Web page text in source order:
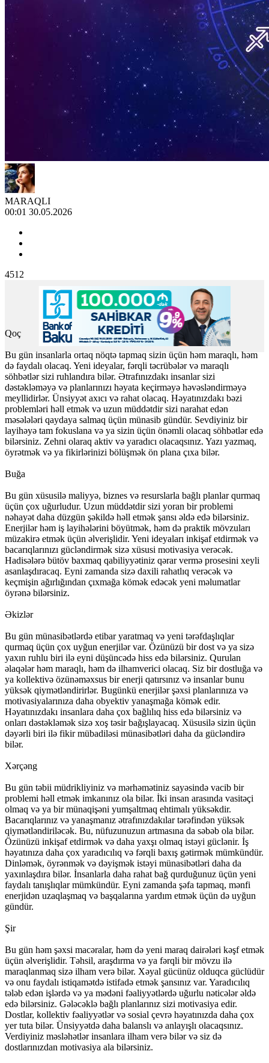
MARAQLI
00:01 30.05.2026
4512
Qoç
Bu gün insanlarla ortaq nöqtə tapmaq sizin üçün həm maraqlı, həm
də faydalı olacaq. Yeni ideyalar, fərqli təcrübələr və maraqlı
söhbətlər sizi ruhlandıra bilər. Ətrafınızdakı insanlar sizi
dəstəkləməyə və planlarınızı həyata keçirməyə həvəsləndirməyə
meyllidirlər. Ünsiyyət axıcı və rahat olacaq. Həyatınızdakı bəzi
problemləri həll etmək və uzun müddətdir sizi narahat edən
məsələləri qaydaya salmaq üçün münasib gündür. Sevdiyiniz bir
layihəyə tam fokuslana və ya sizin üçün önəmli olacaq söhbətlər edə
bilərsiniz. Zehni olaraq aktiv və yaradıcı olacaqsınız. Yazı yazmaq,
öyrətmək və ya fikirlərinizi bölüşmək ön plana çıxa bilər.
Buğa
Bu gün xüsusilə maliyyə, biznes və resurslarla bağlı planlar qurmaq
üçün çox uğurludur. Uzun müddətdir sizi yoran bir problemi
nəhayət daha düzgün şəkildə həll etmək şansı əldə edə bilərsiniz.
Enerjilər həm iş layihələrini böyütmək, həm də praktik mövzuları
müzakirə etmək üçün əlverişlidir. Yeni ideyaları inkişaf etdirmək və
bacarıqlarınızı gücləndirmək sizə xüsusi motivasiya verəcək.
Hadisələrə bütöv baxmaq qabiliyyətiniz qərar vermə prosesini xeyli
asanlaşdıracaq. Eyni zamanda sizə daxili rahatlıq verəcək və
keçmişin ağırlığından çıxmağa kömək edəcək yeni məlumatlar
öyrənə bilərsiniz.
Əkizlər
Bu gün münasibətlərdə etibar yaratmaq və yeni tərəfdaşlıqlar
qurmaq üçün çox uyğun enerjilər var. Özünüzü bir dost və ya sizə
yaxın ruhlu biri ilə eyni düşüncədə hiss edə bilərsiniz. Qurulan
əlaqələr həm maraqlı, həm də ilhamverici olacaq. Siz bir dostluğa və
ya kollektivə özünəməxsus bir enerji qatırsınız və insanlar bunu
yüksək qiymətləndirirlər. Bugünkü enerjilər şəxsi planlarınıza və
motivasiyalarınıza daha obyektiv yanaşmağa kömək edir.
Həyatınızdakı insanlara daha çox bağlılıq hiss edə bilərsiniz və
onları dəstəkləmək sizə xoş təsir bağışlayacaq. Xüsusilə sizin üçün
dəyərli biri ilə fikir mübadiləsi münasibətləri daha da gücləndirə
bilər.
Xərçəng
Bu gün təbii müdrikliyiniz və mərhəmətiniz sayəsində vacib bir
problemi həll etmək imkanınız ola bilər. İki insan arasında vasitəçi
olmaq və ya bir münaqişəni yumşaltmaq ehtimalı yüksəkdir.
Bacarıqlarınız və yanaşmanız ətrafınızdakılar tərəfindən yüksək
qiymətləndiriləcək. Bu, nüfuzunuzun artmasına da səbəb ola bilər.
Özünüzü inkişaf etdirmək və daha yaxşı olmaq istəyi güclənir. İş
həyatınıza daha çox yaradıcılıq və fərqli baxış gətirmək mümkündür.
Dinləmək, öyrənmək və dəyişmək istəyi münasibətləri daha da
yaxınlaşdıra bilər. İnsanlarla daha rahat bağ qurduğunuz üçün yeni
faydalı tanışlıqlar mümkündür. Eyni zamanda şəfa tapmaq, mənfi
enerjidən uzaqlaşmaq və başqalarına yardım etmək üçün də uyğun
gündür.
Şir
Bu gün həm şəxsi macəralar, həm də yeni maraq dairələri kəşf etmək
üçün əlverişlidir. Təhsil, araşdırma və ya fərqli bir mövzu ilə
maraqlanmaq sizə ilham verə bilər. Xəyal gücünüz olduqca güclüdür
və onu faydalı istiqamətdə istifadə etmək şansınız var. Yaradıcılıq
tələb edən işlərdə və ya mədəni fəaliyyətlərdə uğurlu nəticələr əldə
edə bilərsiniz. Gələcəklə bağlı planlarınız sizi motivasiya edir.
Dostlar, kollektiv fəaliyyətlər və sosial çevrə həyatınızda daha çox
yer tuta bilər. Ünsiyyətdə daha balanslı və anlayışlı olacaqsınız.
Verdiyiniz məsləhətlər insanlara ilham verə bilər və siz də
dostlarınızdan motivasiya ala bilərsiniz.